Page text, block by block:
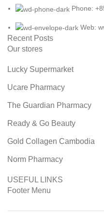
Phone:
Web:
Recent Posts
Our stores
Lucky Supermarket
Ucare Pharmacy
The Guardian Pharmacy
Ready & Go Beauty
Gold Collagen Cambodia
Norm Pharmacy
USEFUL LINKS
Footer Menu